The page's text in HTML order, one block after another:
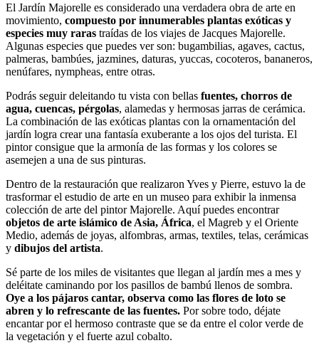
El Jardín Majorelle es considerado una verdadera obra de arte en
movimiento, compuesto por innumerables plantas exóticas y
especies muy raras traídas de los viajes de Jacques Majorelle.
Algunas especies que puedes ver son: bugambilias, agaves, cactus,
palmeras, bambúes, jazmines, daturas, yuccas, cocoteros, bananeros,
nenúfares, nympheas, entre otras.
Podrás seguir deleitando tu vista con bellas fuentes, chorros de
agua, cuencas, pérgolas, alamedas y hermosas jarras de cerámica.
La combinación de las exóticas plantas con la ornamentación del
jardín logra crear una fantasía exuberante a los ojos del turista. El
pintor consigue que la armonía de las formas y los colores se
asemejen a una de sus pinturas.
Dentro de la restauración que realizaron Yves y Pierre, estuvo la de
trasformar el estudio de arte en un museo para exhibir la inmensa
colección de arte del pintor Majorelle. Aquí puedes encontrar
objetos de arte islámico de Asia, África, el Magreb y el Oriente
Medio, además de joyas, alfombras, armas, textiles, telas, cerámicas
y dibujos del artista.
Sé parte de los miles de visitantes que llegan al jardín mes a mes y
deléitate caminando por los pasillos de bambú llenos de sombra.
Oye a los pájaros cantar, observa como las flores de loto se
abren y lo refrescante de las fuentes. Por sobre todo, déjate
encantar por el hermoso contraste que se da entre el color verde de
la vegetación y el fuerte azul cobalto.